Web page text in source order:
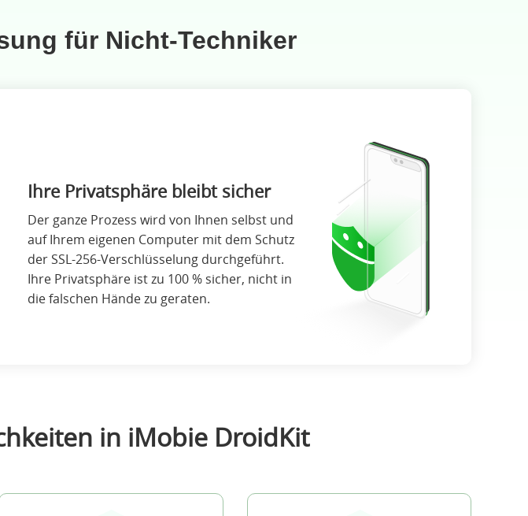
für Nicht-Techniker
Ihre Privatsphäre bleibt sicher
Der ganze Prozess wird von Ihnen selbst und
auf Ihrem eigenen Computer mit dem Schutz
der SSL-256-Verschlüsselung durchgeführt.
Ihre Privatsphäre ist zu 100 % sicher, nicht in
die falschen Hände zu geraten.
in iMobie DroidKit